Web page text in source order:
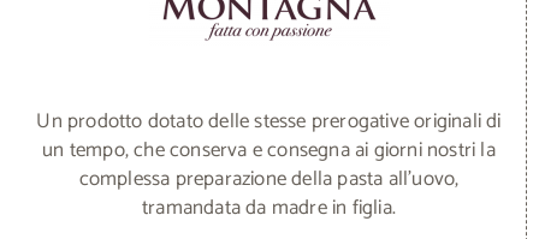
Un prodotto dotato delle stesse prerogative originali di
un tempo, che conserva e consegna ai giorni nostri la
complessa preparazione della pasta all’uovo,
tramandata da madre in figlia.